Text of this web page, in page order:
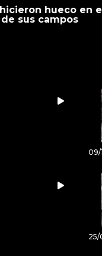
hueco en
sus campos
09/